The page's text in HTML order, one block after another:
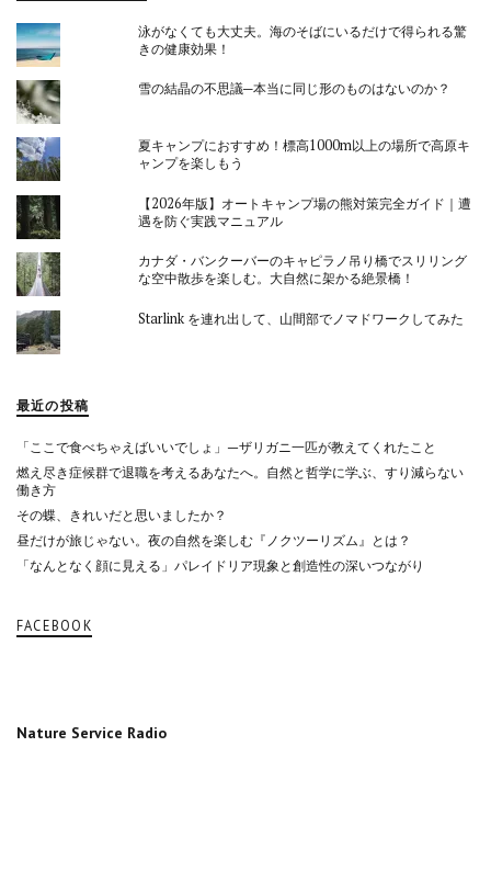
泳がなくても大丈夫。海のそばにいるだけで得られる驚
きの健康効果！
雪の結晶の不思議─本当に同じ形のものはないのか？
夏キャンプにおすすめ！標高1000m以上の場所で高原キ
ャンプを楽しもう
【2026年版】オートキャンプ場の熊対策完全ガイド｜遭
遇を防ぐ実践マニュアル
カナダ・バンクーバーのキャピラノ吊り橋でスリリング
な空中散歩を楽しむ。大自然に架かる絶景橋！
Starlink を連れ出して、山間部でノマドワークしてみた
最近の投稿
「ここで食べちゃえばいいでしょ」—ザリガニ一匹が教えてくれたこと
燃え尽き症候群で退職を考えるあなたへ。自然と哲学に学ぶ、すり減らない
働き方
その蝶、きれいだと思いましたか？
昼だけが旅じゃない。夜の自然を楽しむ『ノクツーリズム』とは？
「なんとなく顔に見える」パレイドリア現象と創造性の深いつながり
FACEBOOK
Nature Service Radio